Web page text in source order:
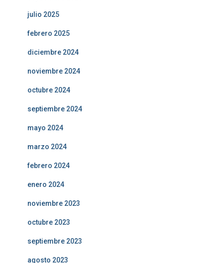
julio 2025
febrero 2025
diciembre 2024
noviembre 2024
octubre 2024
septiembre 2024
mayo 2024
marzo 2024
febrero 2024
enero 2024
noviembre 2023
octubre 2023
septiembre 2023
agosto 2023